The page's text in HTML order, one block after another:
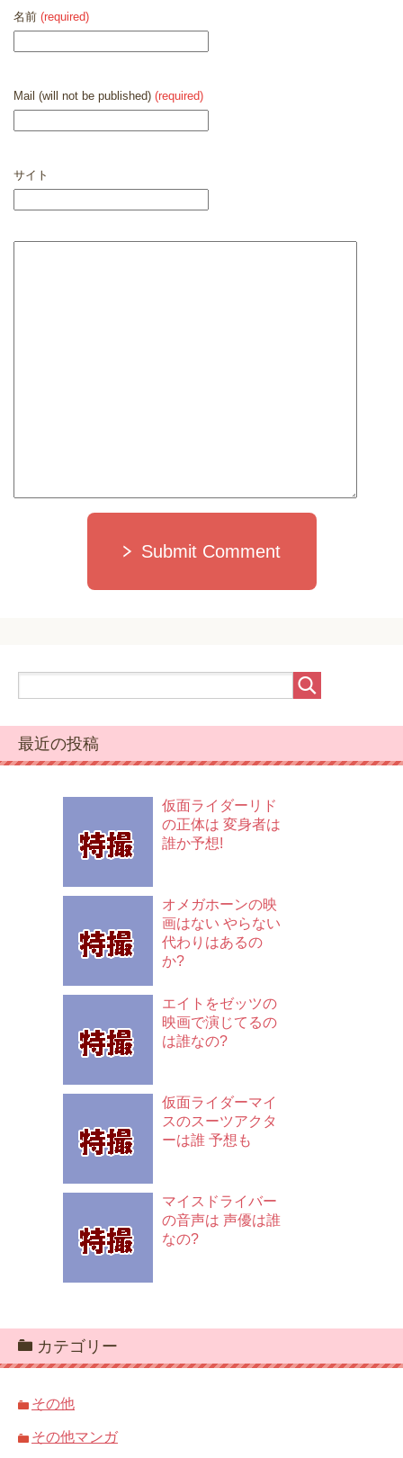
名前 (required)
Mail (will not be published) (required)
サイト
Submit Comment
最近の投稿
仮面ライダーリド
の正体は 変身者は
誰か予想!
オメガホーンの映
画はない やらない
代わりはあるの
か?
エイトをゼッツの
映画で演じてるの
は誰なの?
仮面ライダーマイ
スのスーツアクタ
ーは誰 予想も
マイスドライバー
の音声は 声優は誰
なの?
カテゴリー
その他
その他マンガ